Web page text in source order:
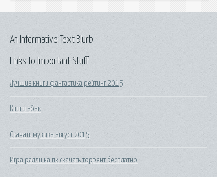
Links to Important Stuff
Лучшие книги фантастика рейтинг 2015
Книги абак
Скачать музыка август 2015
Игра ралли на пк скачать торрент бесплатно
An Informative Text Blurb